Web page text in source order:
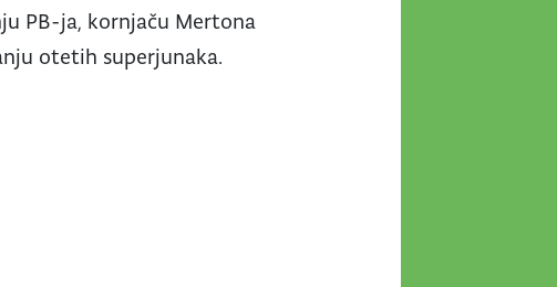
PB-ja, kornjaču Mertona
otetih superjunaka.